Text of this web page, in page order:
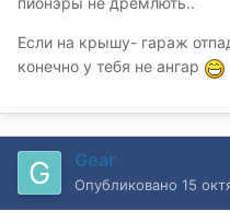
Если на крышу- гараж
конечно у тебя не ангар
Gear
Опубликовано 15